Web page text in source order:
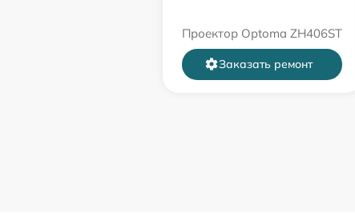
Проектор Optoma ZH406ST
Заказать ремонт